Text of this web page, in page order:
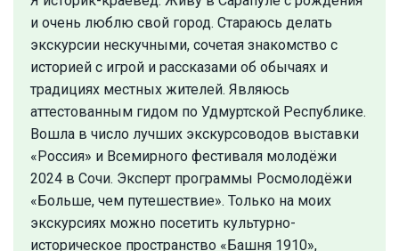
и очень люблю свой город. Стараюсь делать
экскурсии нескучными, сочетая знакомство с
историей с игрой и рассказами об обычаях и
традициях местных жителей. Являюсь
аттестованным гидом по Удмуртской Республике.
Вошла в число лучших экскурсоводов выставки
«Россия» и Всемирного фестиваля молодёжи
2024 в Сочи. Эксперт программы Росмолодёжи
«Больше, чем путешествие». Только на моих
экскурсиях можно посетить культурно-
историческое пространство «Башня 1910»,